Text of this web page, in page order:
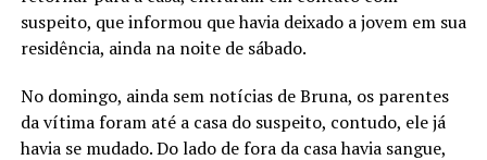
suspeito, que informou que havia deixado a jovem em sua
residência, ainda na noite de sábado.
No domingo, ainda sem notícias de Bruna, os parentes
da vítima foram até a casa do suspeito, contudo, ele já
havia se mudado. Do lado de fora da casa havia sangue,